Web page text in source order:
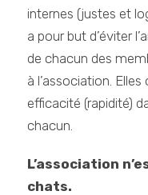
internes (justes et
a pour but d’éviter
de chacun des
à l’association.
efficacité (rapidité)
chacun.
L’association
chats.